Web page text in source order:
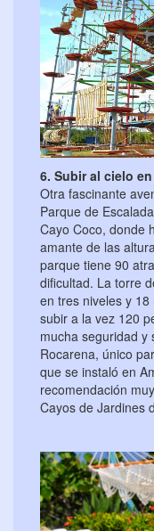
6. Subir al cielo
Otra fascinante
Parque de
Cayo Coco, donde
amante de las
parque tiene 90
dificultad. La torre
en tres niveles y
subir a la vez 120
mucha seguridad y
Rocarena, único
que se instaló en
recomendación
Cayos de Jardines